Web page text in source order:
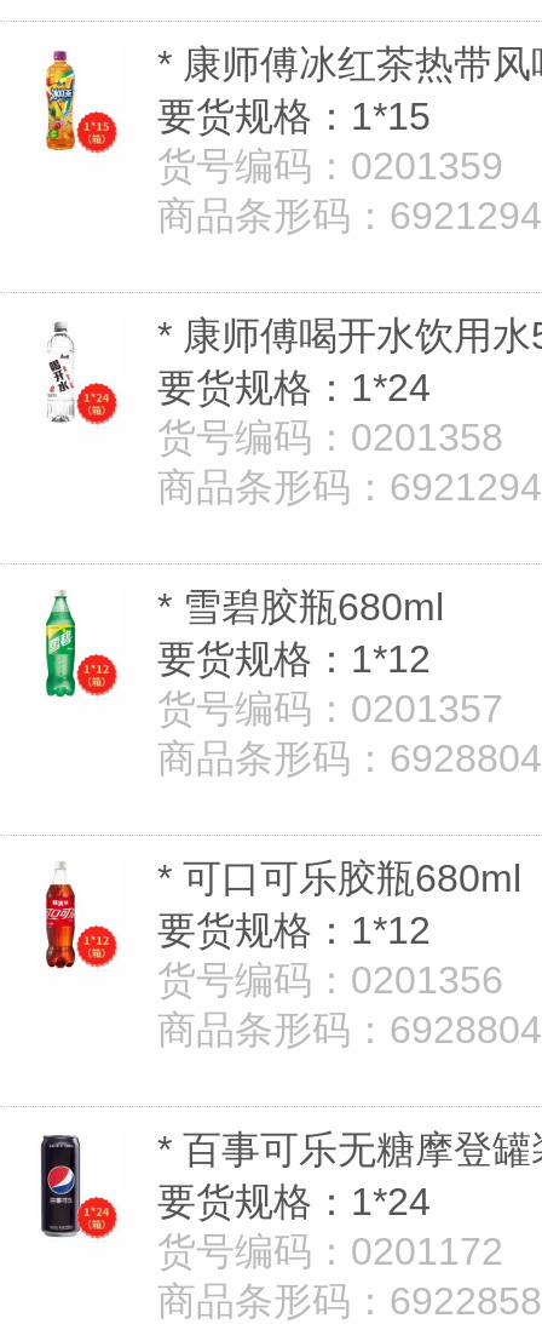
* 康师傅冰红茶热带
要货规格：1*15
货号编码：0201359
商品条形码：
* 康师傅喝开水饮用
要货规格：1*24
货号编码：0201358
商品条形码：
* 雪碧胶瓶680ml
要货规格：1*12
货号编码：0201357
商品条形码：
* 可口可乐胶瓶680ml
要货规格：1*12
货号编码：0201356
商品条形码：
* 百事可乐无糖摩登
要货规格：1*24
货号编码：0201172
商品条形码：